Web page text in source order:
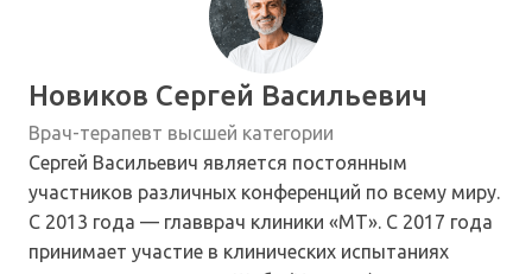
Новиков Сергей Васильевич
Врач-терапевт высшей категории
Сергей Васильевич является постоянным
участников различных конференций по всему миру.
С 2013 года — главврач клиники «МТ». С 2017 года
принимает участие в клинических испытаниях